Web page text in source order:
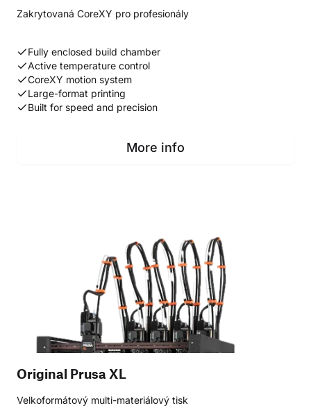
Zakrytovaná CoreXY pro profesionály
Fully enclosed build chamber
Active temperature control
CoreXY motion system
Large-format printing
Built for speed and precision
More info
Original Prusa XL
Velkoformátový multi-materiálový tisk